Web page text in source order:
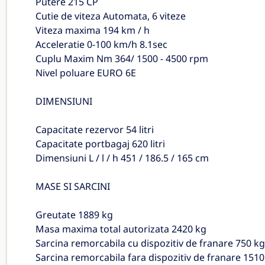
Cutie de viteza Automata, 6 viteze
Viteza maxima 194 km / h
Acceleratie 0-100 km/h 8.1sec
Cuplu Maxim Nm 364/ 1500 - 4500 rpm
Nivel poluare EURO 6E
DIMENSIUNI
Capacitate rezervor 54 litri
Capacitate portbagaj 620 litri
Dimensiuni L / l / h 451 / 186.5 / 165 cm
MASE SI SARCINI
Greutate 1889 kg
Masa maxima total autorizata 2420 kg
Sarcina remorcabila cu dispozitiv de franare 750 kg
Sarcina remorcabila fara dispozitiv de franare